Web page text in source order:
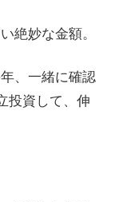
絶妙な金額。
、一緒に確認
投資して、伸